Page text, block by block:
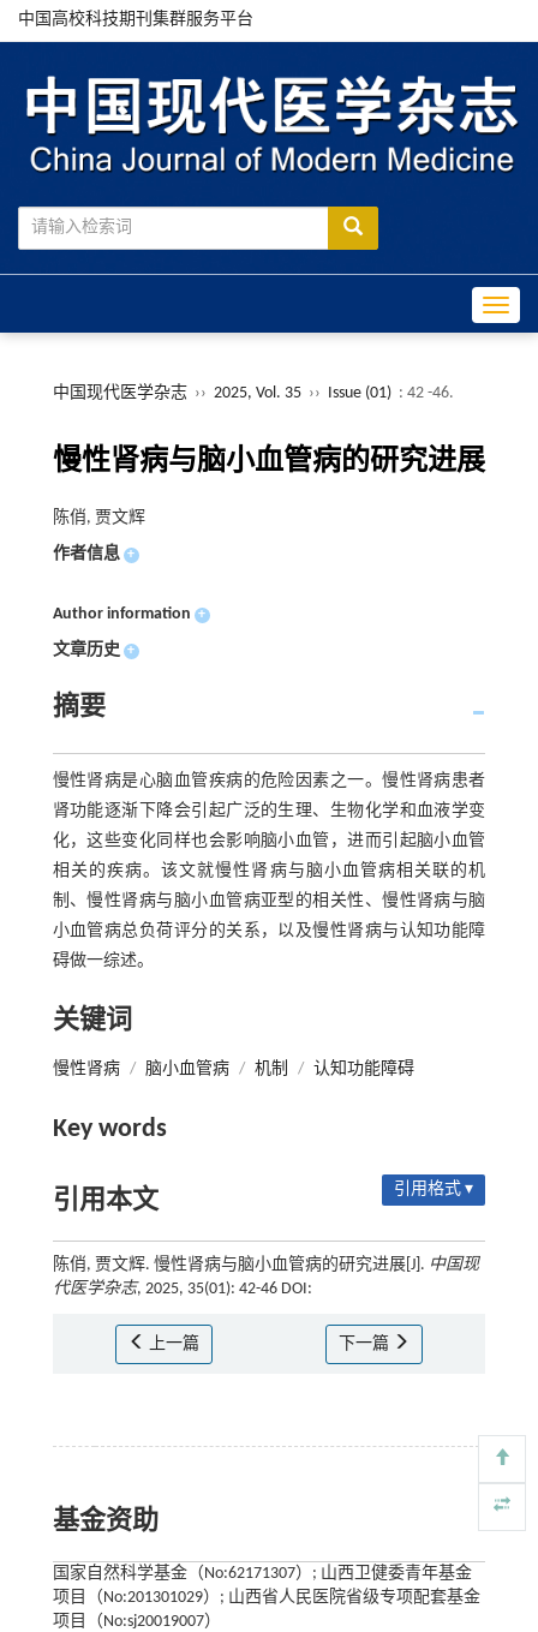
中国高校科技期刊集群服务平台
中国现代医学杂志 ›› 2025, Vol. 35 ›› Issue (01) : 42 -46.
慢性肾病与脑小血管病的研究进展
陈俏, 贾文辉
作者信息 +
Author information +
文章历史 +
摘要
慢性肾病是心脑血管疾病的危险因素之一。慢性肾病患者
肾功能逐渐下降会引起广泛的生理、生物化学和血液学变
化，这些变化同样也会影响脑小血管，进而引起脑小血管
相关的疾病。该文就慢性肾病与脑小血管病相关联的机
制、慢性肾病与脑小血管病亚型的相关性、慢性肾病与脑
小血管病总负荷评分的关系，以及慢性肾病与认知功能障
碍做一综述。
关键词
慢性肾病 / 脑小血管病 / 机制 / 认知功能障碍
Key words
引用本文 引用格式 ▾
陈俏, 贾文辉. 慢性肾病与脑小血管病的研究进展[J]. 中国现
代医学杂志, 2025, 35(01): 42-46 DOI:
上一篇 下一篇
基金资助
国家自然科学基金（No:62171307）; 山西卫健委青年基金
项目（No:201301029）; 山西省人民医院省级专项配套基金
项目（No:sj20019007）